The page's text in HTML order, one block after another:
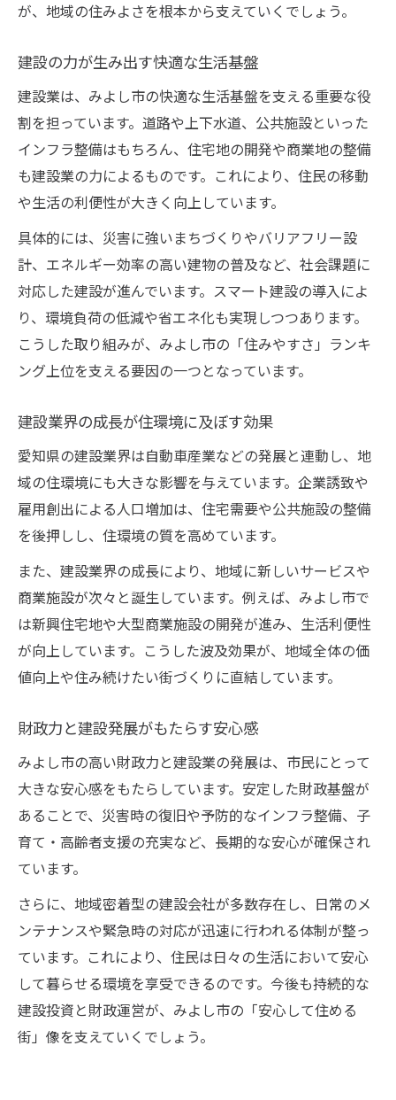
が、地域の住みよさを根本から支えていくでしょう。
建設の力が生み出す快適な生活基盤
建設業は、みよし市の快適な生活基盤を支える重要な役
割を担っています。道路や上下水道、公共施設といった
インフラ整備はもちろん、住宅地の開発や商業地の整備
も建設業の力によるものです。これにより、住民の移動
や生活の利便性が大きく向上しています。
具体的には、災害に強いまちづくりやバリアフリー設
計、エネルギー効率の高い建物の普及など、社会課題に
対応した建設が進んでいます。スマート建設の導入によ
り、環境負荷の低減や省エネ化も実現しつつあります。
こうした取り組みが、みよし市の「住みやすさ」ランキ
ング上位を支える要因の一つとなっています。
建設業界の成長が住環境に及ぼす効果
愛知県の建設業界は自動車産業などの発展と連動し、地
域の住環境にも大きな影響を与えています。企業誘致や
雇用創出による人口増加は、住宅需要や公共施設の整備
を後押しし、住環境の質を高めています。
また、建設業界の成長により、地域に新しいサービスや
商業施設が次々と誕生しています。例えば、みよし市で
は新興住宅地や大型商業施設の開発が進み、生活利便性
が向上しています。こうした波及効果が、地域全体の価
値向上や住み続けたい街づくりに直結しています。
財政力と建設発展がもたらす安心感
みよし市の高い財政力と建設業の発展は、市民にとって
大きな安心感をもたらしています。安定した財政基盤が
あることで、災害時の復旧や予防的なインフラ整備、子
育て・高齢者支援の充実など、長期的な安心が確保され
ています。
さらに、地域密着型の建設会社が多数存在し、日常のメ
ンテナンスや緊急時の対応が迅速に行われる体制が整っ
ています。これにより、住民は日々の生活において安心
して暮らせる環境を享受できるのです。今後も持続的な
建設投資と財政運営が、みよし市の「安心して住める
街」像を支えていくでしょう。